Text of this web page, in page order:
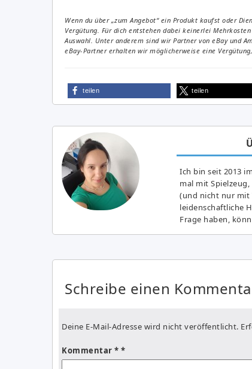
Wenn du über „zum Angebot“ ein Produkt kaufst oder
Vergütung. Für dich entstehen dabei keinerlei
Auswahl. Unter anderem sind wir Partner von eBay und
eBay-Partner erhalten wir möglicherweise eine
teilen teilen
Ich bin seit 2013
mal mit
(und nicht nur mit
leidenschaftliche
Frage haben,
Schreibe einen
Deine E-Mail-Adresse wird nicht veröffentlicht.
Kommentar *